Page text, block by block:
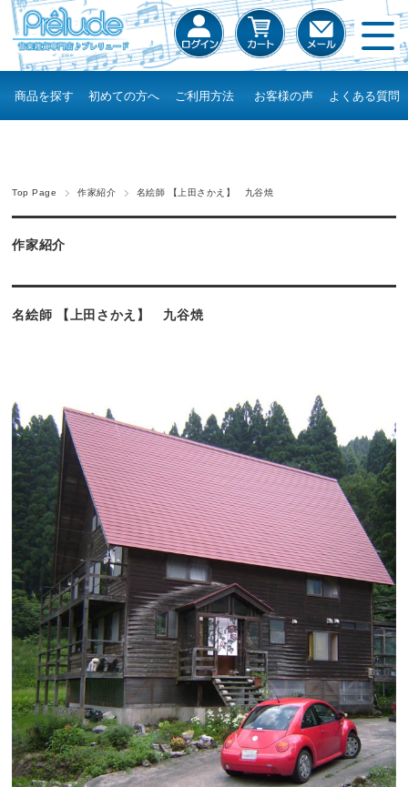
商品を探す 初めての方へ ご利用方法 お客様の声 よくある質問
Top Page 作家紹介 名絵師 【上田さかえ】 九谷焼
作家紹介
名絵師 【上田さかえ】 九谷焼